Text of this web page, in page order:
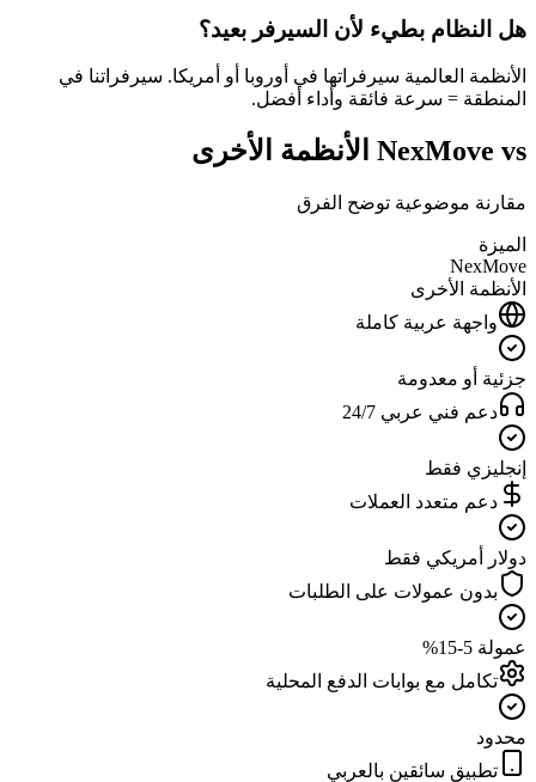
هل النظام بطيء لأن السيرفر بعيد؟
الأنظمة العالمية سيرفراتها في أوروبا أو أمريكا. سيرفراتنا في
المنطقة = سرعة فائقة وأداء أفضل.
NexMove vs الأنظمة الأخرى
مقارنة موضوعية توضح الفرق
الميزة
NexMove
الأنظمة الأخرى
واجهة عربية كاملة
جزئية أو معدومة
دعم فني عربي 24/7
إنجليزي فقط
دعم متعدد العملات
دولار أمريكي فقط
بدون عمولات على الطلبات
عمولة 5-15%
تكامل مع بوابات الدفع المحلية
محدود
تطبيق سائقين بالعربي